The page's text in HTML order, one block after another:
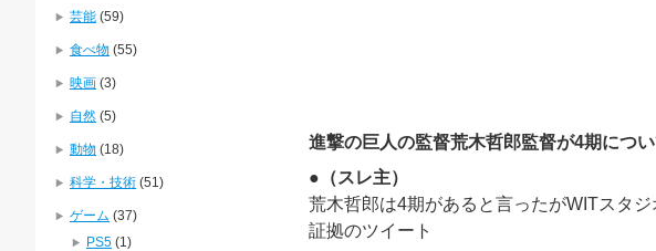
進撃の巨人の監督荒木哲郎監督が4期につ
● （スレ主）
荒木哲郎は4期があると言ったがWITスタ
証拠のツイート
芸能 (59)
食べ物 (55)
映画 (3)
自然 (5)
動物 (18)
科学・技術 (51)
ゲーム (37)
PS5 (1)